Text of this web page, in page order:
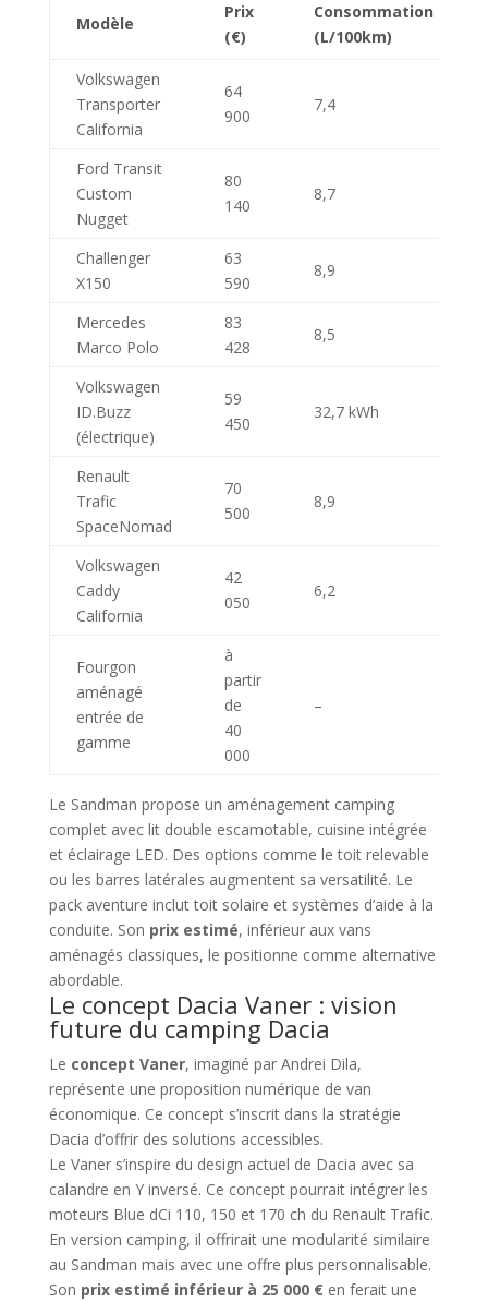
Modèle
Prix
(€)
Consommation
(L/100km)
Volkswagen
Transporter
California
64
900
7,4
Ford Transit
Custom
Nugget
80
140
8,7
Challenger
X150
63
590
8,9
Mercedes
Marco Polo
83
428
8,5
Volkswagen
ID.Buzz
(électrique)
59
450
32,7 kWh
Renault
Trafic
SpaceNomad
70
500
8,9
Volkswagen
Caddy
California
42
050
6,2
Fourgon
aménagé
entrée de
gamme
à
partir
de
40
000
–
Le Sandman propose un aménagement camping
complet avec lit double escamotable, cuisine intégrée
et éclairage LED. Des options comme le toit relevable
ou les barres latérales augmentent sa versatilité. Le
pack aventure inclut toit solaire et systèmes d’aide à la
conduite. Son prix estimé, inférieur aux vans
aménagés classiques, le positionne comme alternative
abordable.
Le concept Dacia Vaner : vision
future du camping Dacia
Le concept Vaner, imaginé par Andrei Dila,
représente une proposition numérique de van
économique. Ce concept s’inscrit dans la stratégie
Dacia d’offrir des solutions accessibles.
Le Vaner s’inspire du design actuel de Dacia avec sa
calandre en Y inversé. Ce concept pourrait intégrer les
moteurs Blue dCi 110, 150 et 170 ch du Renault Trafic.
En version camping, il offrirait une modularité similaire
au Sandman mais avec une offre plus personnalisable.
Son prix estimé inférieur à 25 000 €en ferait une